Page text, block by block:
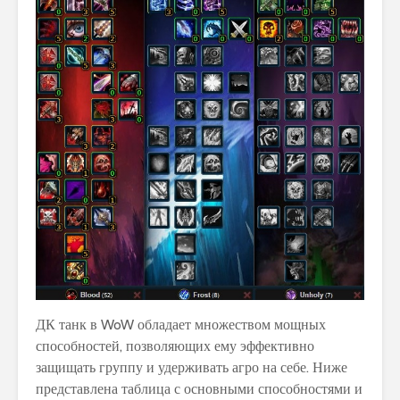
ДК танк в WoW обладает множеством мощных
способностей, позволяющих ему эффективно
защищать группу и удерживать агро на себе. Ниже
представлена таблица с основными способностями и